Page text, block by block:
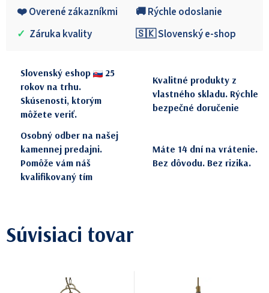
❤️ Overené zákazníkmi
🚚 Rýchle odoslanie
✓ Záruka kvality 🇸🇰 Slovenský e-shop
Slovenský eshop
25
rokov na trhu.
Skúsenosti, ktorým
môžete veriť.
Kvalitné produkty z
vlastného skladu. Rýchle
bezpečné doručenie
Osobný odber na našej
kamennej predajni.
Pomôže vám náš
kvalifikovaný tím
Máte 14 dní na vrátenie.
Bez dôvodu. Bez rizika.
Súvisiaci tovar